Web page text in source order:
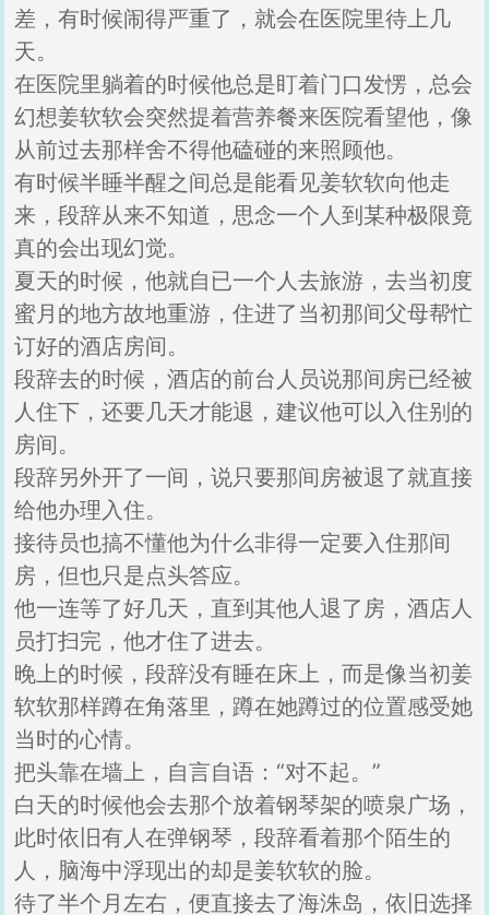
差，有时候闹得严重了，就会在医院里待上几
天。
在医院里躺着的时候他总是盯着门口发愣，总会
幻想姜软软会突然提着营养餐来医院看望他，像
从前过去那样舍不得他磕碰的来照顾他。
有时候半睡半醒之间总是能看见姜软软向他走
来，段辞从来不知道，思念一个人到某种极限竟
真的会出现幻觉。
夏天的时候，他就自已一个人去旅游，去当初度
蜜月的地方故地重游，住进了当初那间父母帮忙
订好的酒店房间。
段辞去的时候，酒店的前台人员说那间房已经被
人住下，还要几天才能退，建议他可以入住别的
房间。
段辞另外开了一间，说只要那间房被退了就直接
给他办理入住。
接待员也搞不懂他为什么非得一定要入住那间
房，但也只是点头答应。
他一连等了好几天，直到其他人退了房，酒店人
员打扫完，他才住了进去。
晚上的时候，段辞没有睡在床上，而是像当初姜
软软那样蹲在角落里，蹲在她蹲过的位置感受她
当时的心情。
把头靠在墙上，自言自语：“对不起。”
白天的时候他会去那个放着钢琴架的喷泉广场，
此时依旧有人在弹钢琴，段辞看着那个陌生的
人，脑海中浮现出的却是姜软软的脸。
待了半个月左右，便直接去了海洙岛，依旧选择